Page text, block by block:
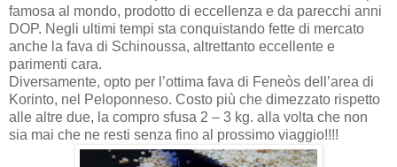
famosa al mondo, prodotto di eccellenza e da parecchi anni
DOP. Negli ultimi tempi sta conquistando fette di mercato
anche la fava di Schinoussa, altrettanto eccellente e
parimenti cara.
Diversamente, opto per l’ottima fava di Feneòs dell’area di
Korinto, nel Peloponneso. Costo più che dimezzato rispetto
alle altre due, la compro sfusa 2 – 3 kg. alla volta che non
sia mai che ne resti senza fino al prossimo viaggio!!!!